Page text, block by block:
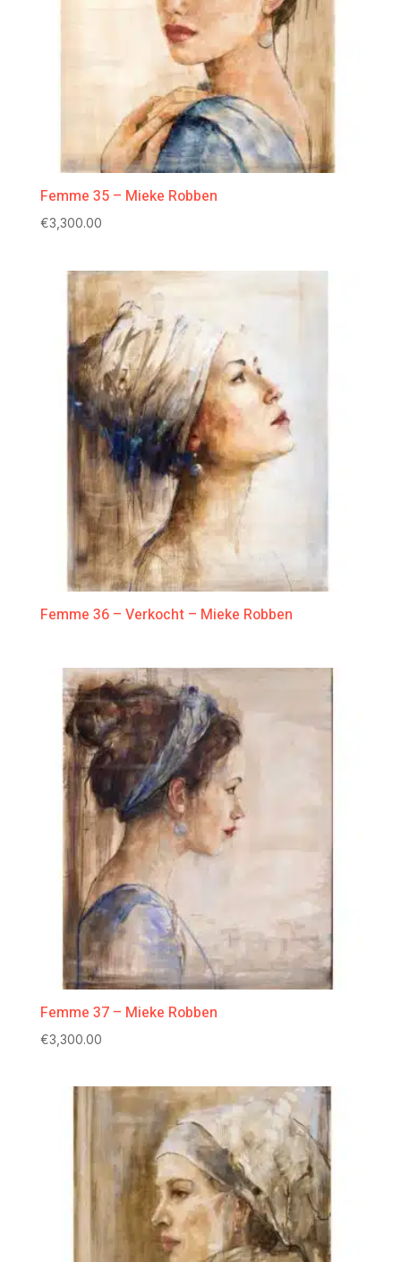
Femme 35 – Mieke Robben
€3,300.00
Femme 36 – Verkocht – Mieke Robben
Femme 37 – Mieke Robben
€3,300.00